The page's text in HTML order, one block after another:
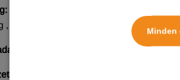
Minden
tápértékkel rendelkező adalékanyagok:
, jód (E2) 1,5 mg, réz (E4) 5 mg mangán
nyersfehérje 24%, nyers olajok es